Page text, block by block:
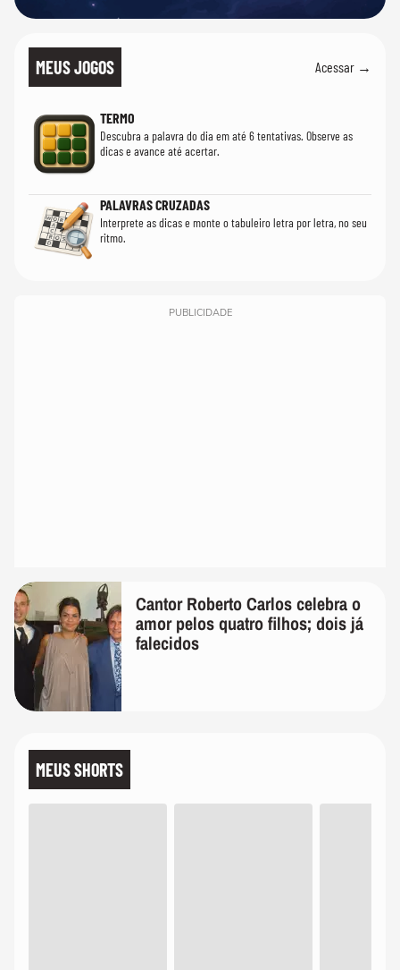
MEUS JOGOS Acessar →
TERMO
Descubra a palavra do dia em até 6 tentativas. Observe as
dicas e avance até acertar.
PALAVRAS CRUZADAS
Interprete as dicas e monte o tabuleiro letra por letra, no seu
ritmo.
PUBLICIDADE
Cantor Roberto Carlos celebra o
amor pelos quatro filhos; dois já
falecidos
MEUS SHORTS